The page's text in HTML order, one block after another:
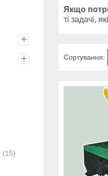
Якщо
ті задачі,
15